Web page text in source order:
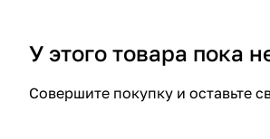
У этого товара пока
Совершите покупку и оставьте